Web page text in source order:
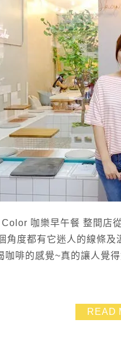
咖樂早午餐 整間店
角度都有它迷人的線條
啡的感覺~真的讓人覺
READ